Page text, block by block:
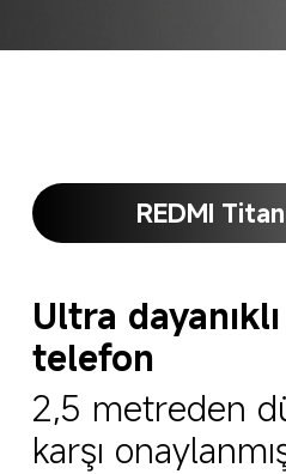
REDMI Titan
Ultra dayanıklı
telefon
2,5 metreden
karşı